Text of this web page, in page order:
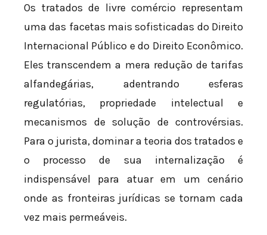
Os tratados de livre comércio representam
uma das facetas mais sofisticadas do Direito
Internacional Público e do Direito Econômico.
Eles transcendem a mera redução de tarifas
alfandegárias, adentrando esferas
regulatórias, propriedade intelectual e
mecanismos de solução de controvérsias.
Para o jurista, dominar a teoria dos tratados e
o processo de sua internalização é
indispensável para atuar em um cenário
onde as fronteiras jurídicas se tornam cada
vez mais permeáveis.